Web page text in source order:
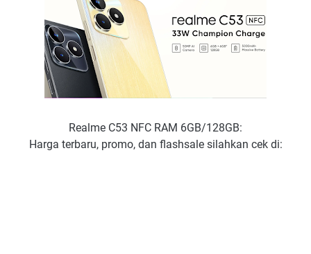
Realme C53 NFC RAM 6GB/128GB:
Harga terbaru, promo, dan flashsale silahkan cek di: